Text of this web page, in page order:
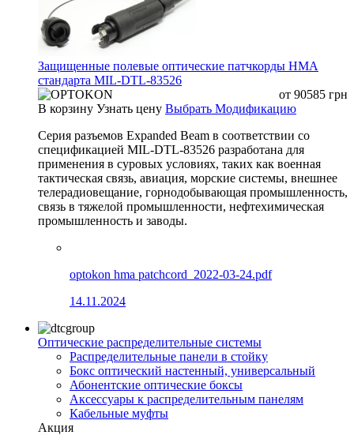
Защищенные полевые оптические патчкорды HMA
стандарта MIL-DTL-83526
от 90585 грн
В корзину Узнать цену Выбрать Модификацию
Серия разъемов Expanded Beam в соответствии со
спецификацией MIL-DTL-83526 разработана для
применения в суровых условиях, таких как военная
тактическая связь, авиация, морские системы, внешнее
телерадиовещание, горнодобывающая промышленность,
связь в тяжелой промышленности, нефтехимическая
промышленность и заводы.
optokon hma patchcord_2022-03-24.pdf
14.11.2024
Оптические распределительные системы
Распределительные панели в стойку
Бокс оптический настенный, универсальный
Абонентские оптические боксы
Аксессуары к распределительным панелям
Кабельные муфты
Акция